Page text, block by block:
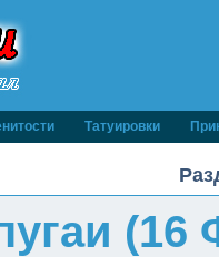
Татуировки
(16